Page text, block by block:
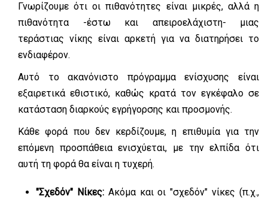
Γνωρίζουμε ότι οι πιθανότητες είναι μικρές, αλλά η
πιθανότητα -έστω και απειροελάχιστη- μιας
τεράστιας νίκης είναι αρκετή για να διατηρήσει το
ενδιαφέρον.
Αυτό το ακανόνιστο πρόγραμμα ενίσχυσης είναι
εξαιρετικά εθιστικό, καθώς κρατά τον εγκέφαλο σε
κατάσταση διαρκούς εγρήγορσης και προσμονής.
Κάθε φορά που δεν κερδίζουμε, η επιθυμία για την
επόμενη προσπάθεια ενισχύεται, με την ελπίδα ότι
αυτή τη φορά θα είναι η τυχερή.
"Σχεδόν" Νίκες:Ακόμα και οι "σχεδόν" νίκες (π.χ.,